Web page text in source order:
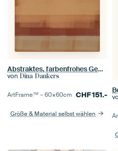
Abstraktes, farbenfrohes Gemälde, inspiriert von Mark Rothko
von Dina Dankers
ArtFrame™ –60×60cm CHF151.-
Größe & Material selbst wählen